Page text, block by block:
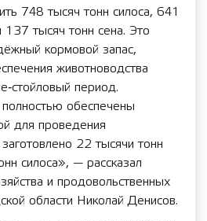
748 тысяч тонн силоса, 641
137 тысяч тонн сена. Это
кормовой запас,
животноводства
период.
обеспечены
для проведения
22 тысячи тонн
силоса», — рассказал
и продовольственных
области Николай Денисов.